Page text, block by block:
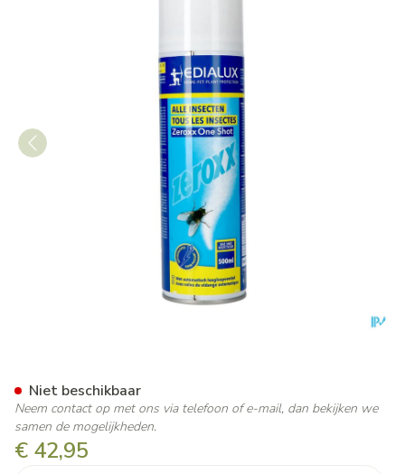
€ 42,95
Niet beschikbaar
Neem contact op met ons via telefoon of e-mail, dan bekijken we
samen de mogelijkheden.